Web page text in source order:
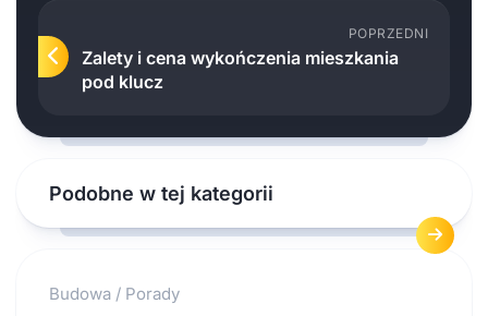
POPRZEDNI
Zalety i cena wykończenia mieszkania
pod klucz
Podobne w tej kategorii
Budowa / Porady